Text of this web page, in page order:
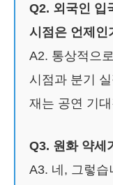
Q2. 외국인 입
시점은 언제인
A2. 통상적으
시점과 분기
재는 공연 기
Q3. 원화 약세
A3. 네, 그렇습